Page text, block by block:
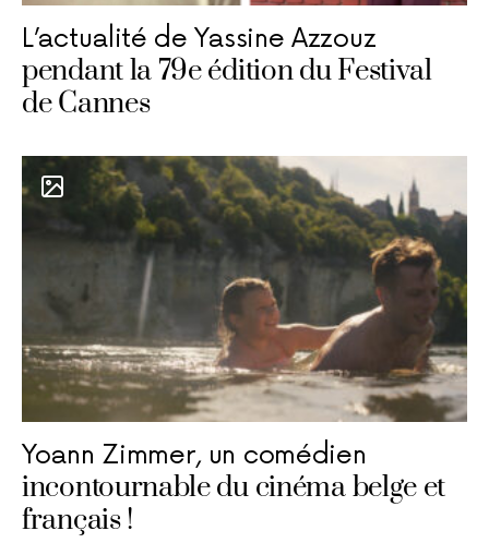
L’actualité de Yassine Azzouz
pendant la 79e édition du Festival
de Cannes
Yoann Zimmer, un comédien
incontournable du cinéma belge et
français !